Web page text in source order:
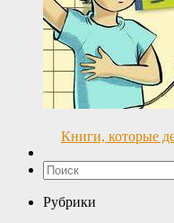
Книги, которые
Рубрики